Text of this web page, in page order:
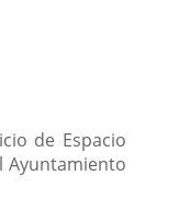
de Espacio
Ayuntamiento